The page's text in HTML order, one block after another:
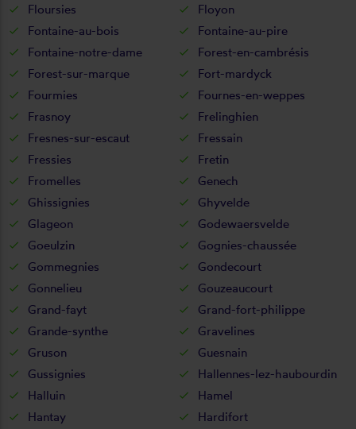
Floursies
Floyon
Fontaine-au-bois
Fontaine-au-pire
Fontaine-notre-dame
Forest-en-cambrésis
Forest-sur-marque
Fort-mardyck
Fourmies
Fournes-en-weppes
Frasnoy
Frelinghien
Fresnes-sur-escaut
Fressain
Fressies
Fretin
Fromelles
Genech
Ghissignies
Ghyvelde
Glageon
Godewaersvelde
Goeulzin
Gognies-chaussée
Gommegnies
Gondecourt
Gonnelieu
Gouzeaucourt
Grand-fayt
Grand-fort-philippe
Grande-synthe
Gravelines
Gruson
Guesnain
Gussignies
Hallennes-lez-haubourdin
Halluin
Hamel
Hantay
Hardifort